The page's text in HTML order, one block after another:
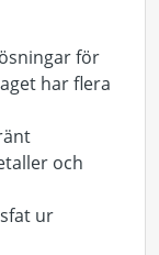
för
har flera
och
ur